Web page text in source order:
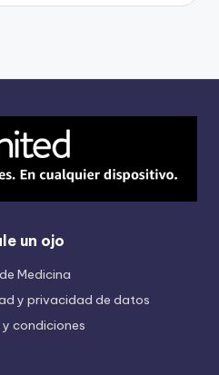
un ojo
Medicina
y privacidad de datos
y condiciones